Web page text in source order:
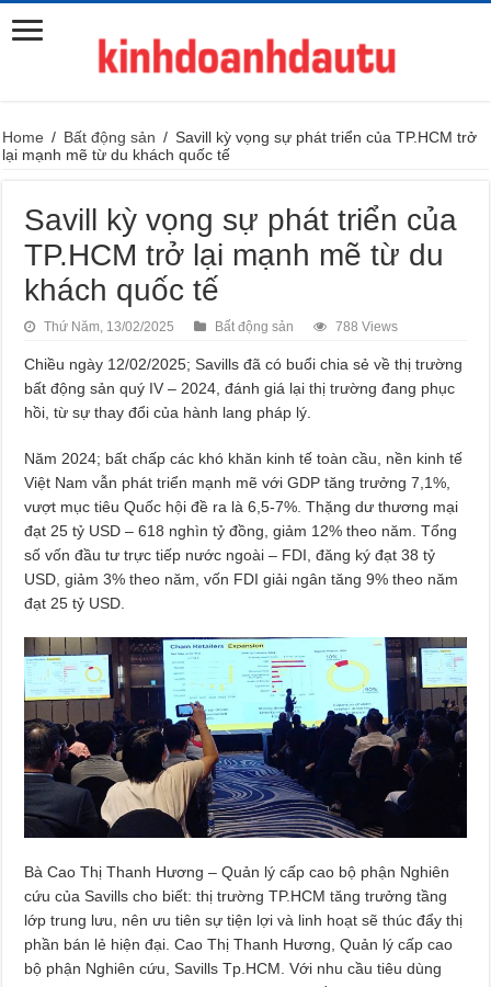
Home / Bất động sản / Savill kỳ vọng sự phát triển của TP.HCM trở
lại mạnh mẽ từ du khách quốc tế
Savill kỳ vọng sự phát triển của
TP.HCM trở lại mạnh mẽ từ du
khách quốc tế
Thứ Năm, 13/02/2025 Bất động sản 788 Views
Chiều ngày 12/02/2025; Savills đã có buổi chia sẻ về thị trường
bất động sản quý IV – 2024, đánh giá lại thị trường đang phục
hồi, từ sự thay đổi của hành lang pháp lý.
Năm 2024; bất chấp các khó khăn kinh tế toàn cầu, nền kinh tế
Việt Nam vẫn phát triển mạnh mẽ với GDP tăng trưởng 7,1%,
vượt mục tiêu Quốc hội đề ra là 6,5-7%. Thặng dư thương mại
đạt 25 tỷ USD – 618 nghìn tỷ đồng, giảm 12% theo năm. Tổng
số vốn đầu tư trực tiếp nước ngoài – FDI, đăng ký đạt 38 tỷ
USD, giảm 3% theo năm, vốn FDI giải ngân tăng 9% theo năm
đạt 25 tỷ USD.
Bà Cao Thị Thanh Hương – Quản lý cấp cao bộ phận Nghiên
cứu của Savills cho biết: thị trường TP.HCM tăng trưởng tầng
lớp trung lưu, nên ưu tiên sự tiện lợi và linh hoạt sẽ thúc đẩy thị
phần bán lẻ hiện đại. Cao Thị Thanh Hương, Quản lý cấp cao
bộ phận Nghiên cứu, Savills Tp.HCM. Với nhu cầu tiêu dùng